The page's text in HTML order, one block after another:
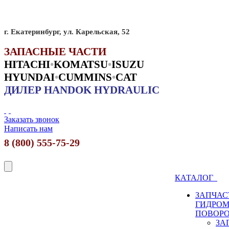
г. Екатеринбург, ул. Карельская, 52
ЗАПАСНЫЕ ЧАСТИ
HITACHI•KOMATSU•ISUZU
HYUNDAI•CUMMINS•CAT
ДИЛЕР HANDOK HYDRAULIC
Заказать звонок
Написать нам
8 (800) 555-75-29
КАТАЛОГ